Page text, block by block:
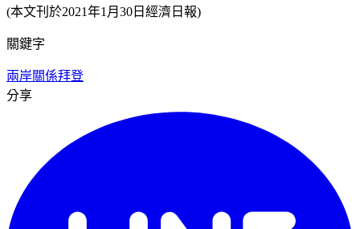
(本文刊於2021年1月30日經濟日報)
關鍵字
兩岸關係拜登
分享